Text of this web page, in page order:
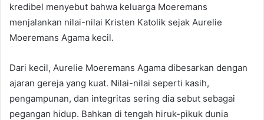
kredibel menyebut bahwa keluarga Moeremans
menjalankan nilai-nilai Kristen Katolik sejak Aurelie
Moeremans Agama kecil.
Dari kecil, Aurelie Moeremans Agama dibesarkan dengan
ajaran gereja yang kuat. Nilai-nilai seperti kasih,
pengampunan, dan integritas sering dia sebut sebagai
pegangan hidup. Bahkan di tengah hiruk-pikuk dunia